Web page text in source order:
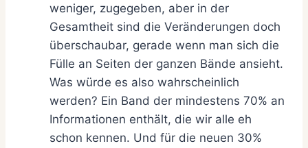
weniger, zugegeben, aber in der
Gesamtheit sind die Veränderungen doch
überschaubar, gerade wenn man sich die
Fülle an Seiten der ganzen Bände ansieht.
Was würde es also wahrscheinlich
werden? Ein Band der mindestens 70% an
Informationen enthält, die wir alle eh
schon kennen. Und für die neuen 30%